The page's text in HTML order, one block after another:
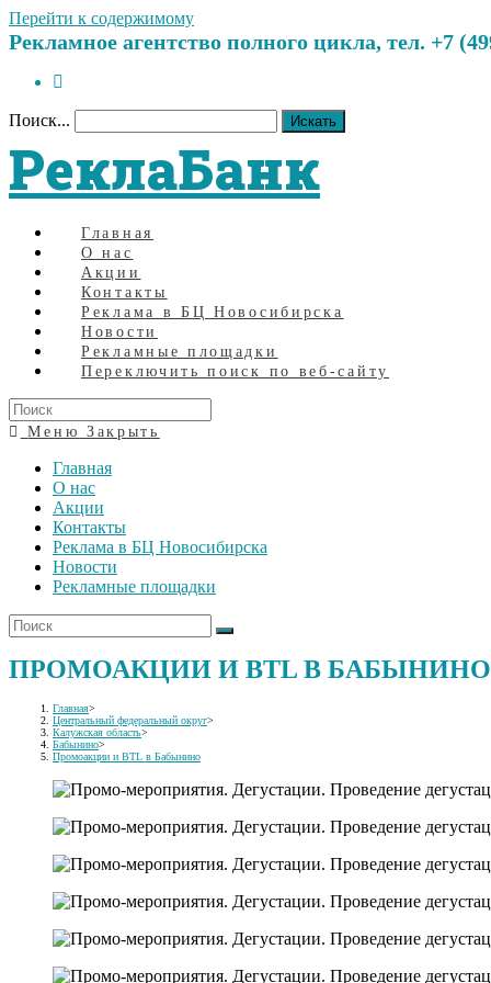
Перейти к содержимому
Рекламное агентство полного цикла, тел. +7
Поиск... Искать
РеклаБанк
Главная
О нас
Акции
Контакты
Реклама в БЦ Новосибирска
Новости
Рекламные площадки
Переключить поиск по веб-сайту
Меню Закрыть
Главная
О нас
Акции
Контакты
Реклама в БЦ Новосибирска
Новости
Рекламные площадки
ПРОМОАКЦИИ И BTL В БАБЫНИНО
Главная>
Центральный федеральный округ>
Калужская область>
Бабынино>
Промоакции и BTL в Бабынино